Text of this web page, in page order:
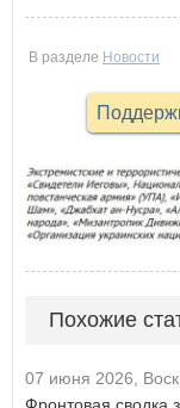
В разделе Новости
Похожие
07 июня 2026,
Фронтовая сводка